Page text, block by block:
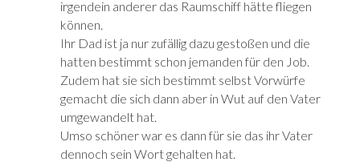
irgendein anderer das Raumschiff hätte fliegen
können.
Ihr Dad ist ja nur zufällig dazu gestoßen und die
hatten bestimmt schon jemanden für den Job.
Zudem hat sie sich bestimmt selbst Vorwürfe
gemacht die sich dann aber in Wut auf den Vater
umgewandelt hat.
Umso schöner war es dann für sie das ihr Vater
dennoch sein Wort gehalten hat.